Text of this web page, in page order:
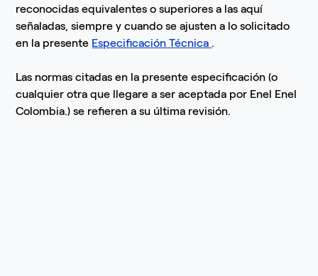
reconocidas equivalentes o superiores a las aquí
señaladas, siempre y cuando se ajusten a lo solicitado
en la presente Especificación Técnica .
Las normas citadas en la presente especificación (o
cualquier otra que llegare a ser aceptada por Enel Enel
Colombia.) se refieren a su última revisión.